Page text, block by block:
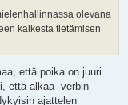
olevana
kaikesta tietämisen
että poika on juuri
että alkaa -verbin
ajattelen